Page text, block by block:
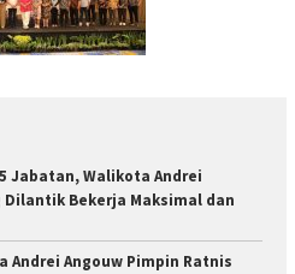
Jabatan, Walikota Andrei
Bekerja Maksimal dan
Angouw Pimpin Ratnis